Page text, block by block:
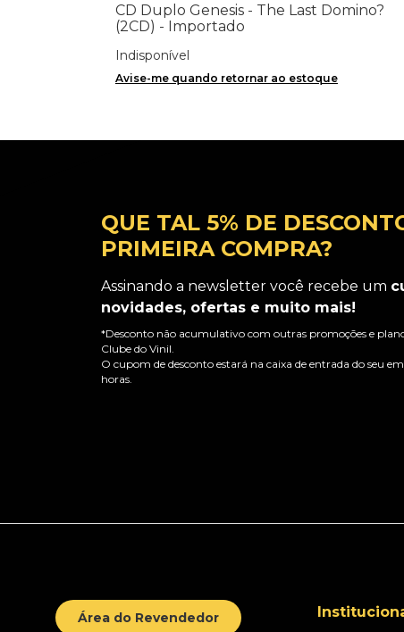
CD Duplo Genesis - The Last Domino?
(2CD) - Importado
Indisponível
Avise-me quando retornar ao estoque
QUE TAL 5% DE
PRIMEIRA COMPRA?
Assinando a newsletter você recebe um
novidades, ofertas e muito mais!
*Desconto não acumulativo com outras promoções e
Clube do Vinil.
O cupom de desconto estará na caixa de entrada do seu
horas.
Área do Revendedor